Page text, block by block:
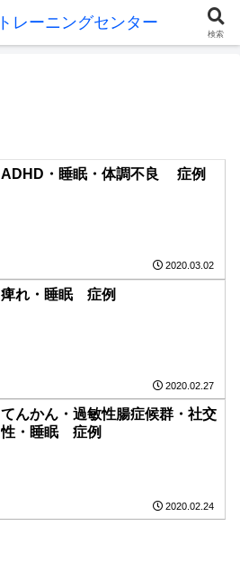
ADHD・睡眠・体調不良 症例
2020.03.02
痺れ・睡眠 症例
2020.02.27
てんかん・過敏性腸症候群・社交
性・睡眠 症例
2020.02.24
検索